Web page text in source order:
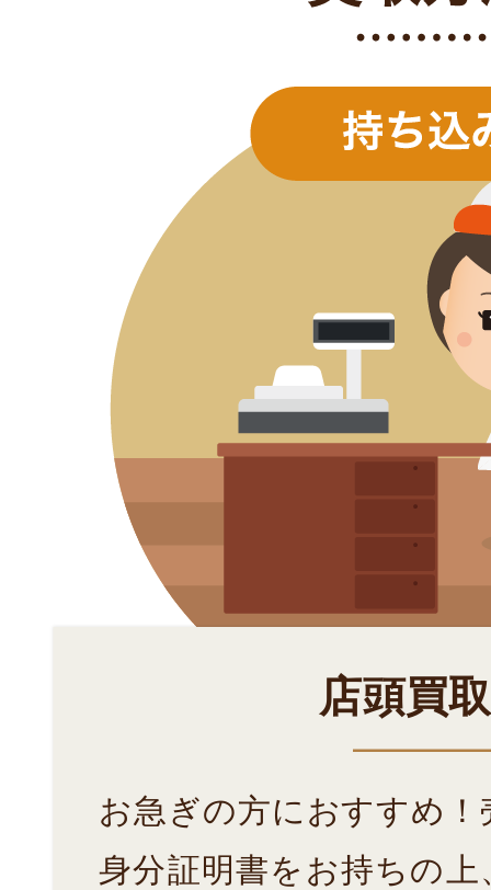
店頭買
お急ぎの方におすすめ！
身分証明書をお持ちの